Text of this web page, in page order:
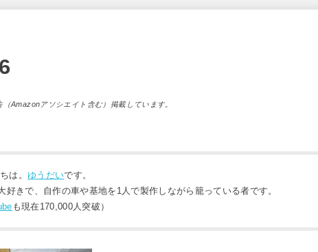
Amazonアソシエイト含む）掲載しています。
は。ゆうだいです。
好きで、自作の車や基地を1人で製作しながら籠っている者です。
も現在170,000人突破）